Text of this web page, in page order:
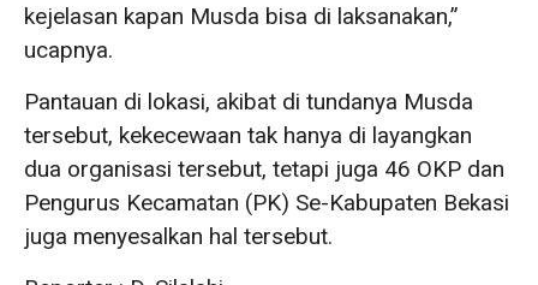
kejelasan kapan Musda bisa di laksanakan,”
ucapnya.
Pantauan di lokasi, akibat di tundanya Musda
tersebut, kekecewaan tak hanya di layangkan
dua organisasi tersebut, tetapi juga 46 OKP dan
Pengurus Kecamatan (PK) Se-Kabupaten Bekasi
juga menyesalkan hal tersebut.